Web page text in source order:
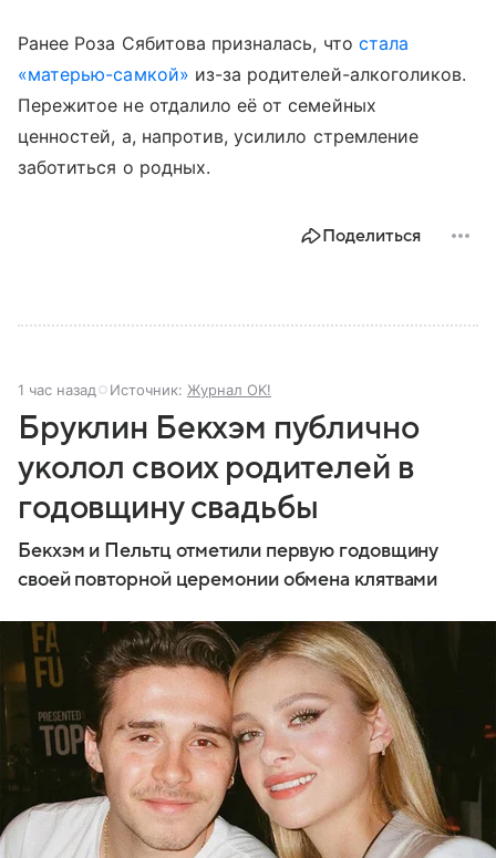
Ранее Роза Сябитова призналась, что стала
«матерью-самкой» из-за родителей-алкоголиков.
Пережитое не отдалило её от семейных
ценностей, а, напротив, усилило стремление
заботиться о родных.
Поделиться
1 час назад Источник: Журнал OK!
Бруклин Бекхэм публично
уколол своих родителей в
годовщину свадьбы
Бекхэм и Пельтц отметили первую годовщину
своей повторной церемонии обмена клятвами